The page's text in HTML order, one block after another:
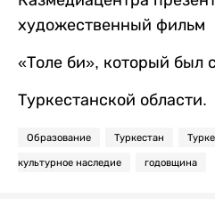
художественный фильм
«Толе би», который был
Туркестанской области.
Образование Туркестан
культурное наследие годовщина